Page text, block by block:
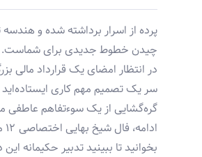
پرده از اسرار برداشته شده و
چیدن خطوط جدیدی برای شماست.
در انتظار امضای یک قرارداد مالی
سر یک تصمیم مهم کاری ایستاده‌اید
گره‌گشایی از یک سوءتفاهم عاطفی
بخوانید تا ببینید تدبیر حکیمانه